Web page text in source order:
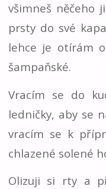
všimneš něčeho
prsty do své
lehce je otírám
šampaňské.
Vracím se do
ledničky, aby se
vracím se k
chlazené solené
Olizuji si rty a